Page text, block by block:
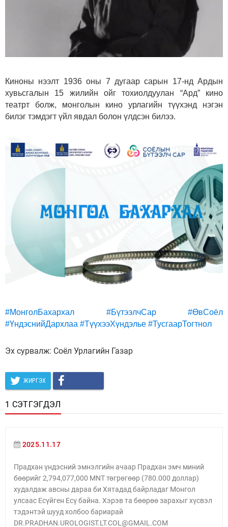
Киноны нээлт 1936 оны 7 дугаар сарын 17-нд Ардын
хувьсгалын 15 жилийн ойг тохиолдуулан “Ард” кино
театрт болж, монголын кино урлагийн түүхэнд нэгэн
билэг тэмдэгт үйл явдал болон үлдсэн билээ.
#МонголБахархал #БүтээлчСар
#ӨвСоёл
#ҮндэснийДархлаа #ТүүхээХүндэлье #ТусгаарТогтнол
Эх сурвалж: Соёл Урлагийн Газар
ЖИРГЭХ
1 СЭТГЭГДЭЛ
2025.11.17
Прадхан үндэсний эмнэлгийн ачаар Прадхан эмч миний
бөөрийг 2,794,077,000 MNT төгрөгөөр (780.000 доллар)
худалдаж авсны дараа би Хятадад байрладаг Монгол
улсаас Есүйген Есү байна. Хэрэв та бөөрөө зарахыг хүсвэл
тэдэнтэй шууд холбоо бариарай
DR.PRADHAN.UROLOGIST.LT.COL@GMAIL.COM